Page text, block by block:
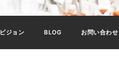
ビジョン BLOG お問い合わせ